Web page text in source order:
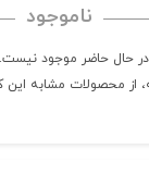
ناموجود
در حال حاضر موجود
از محصولات مشابه این